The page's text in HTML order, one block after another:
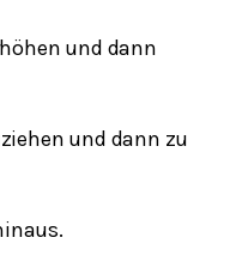
und dann
und dann zu